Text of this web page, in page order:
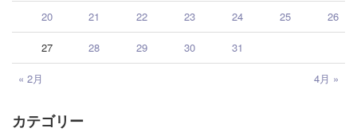
« 2月 4月 »
20 21 22 23 24 25 26
27 28 29 30 31
カテゴリー